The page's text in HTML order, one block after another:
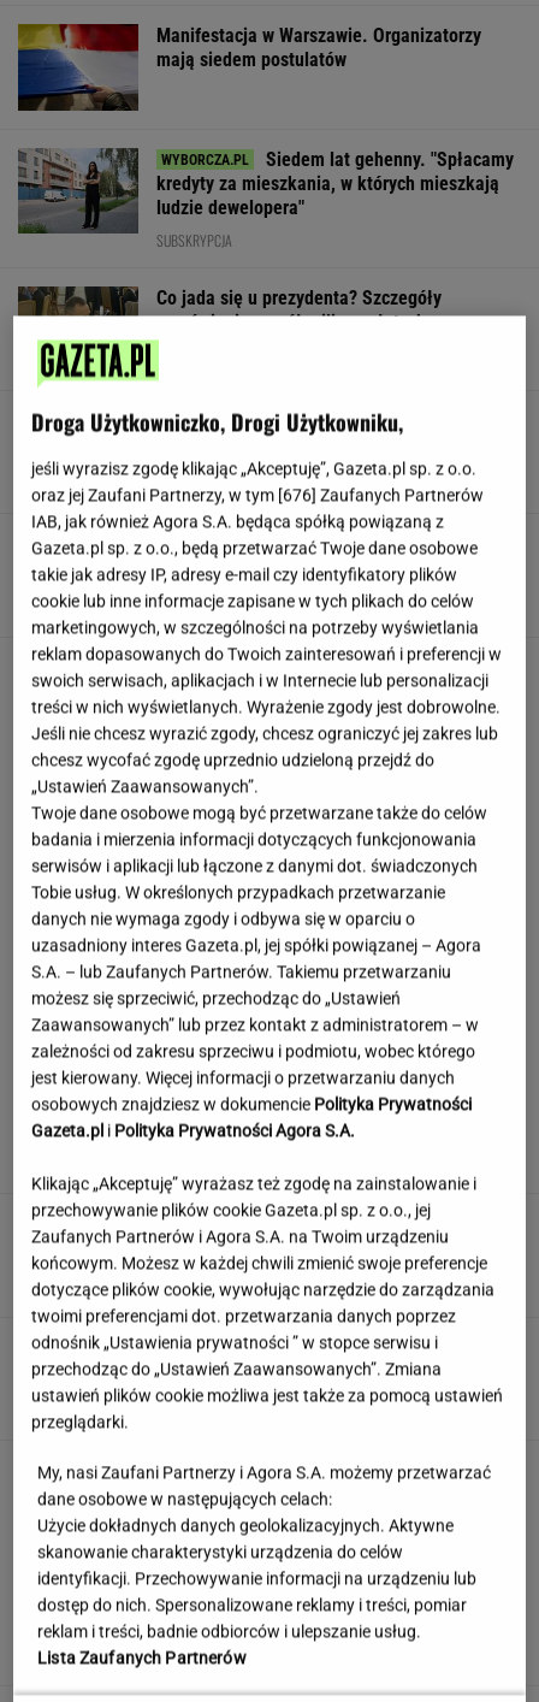
Manifestacja w Warszawie. Organizatorzy
mają siedem postulatów
Siedem lat gehenny. "Spłacamy
kredyty za mieszkania, w których mieszkają
ludzie dewelopera"
SUBSKRYPCJA
Co jada się u prezydenta? Szczegóły
zamówienia za pół miliona złotych
Nowe zdjęcie Johna Goodmana trafiło do
sieci. Aktor schudł 90 kg
"Poznajmy się bliżej". Nawrocka zaprasza
młode Polki
Matki znalazły sposób, aby
dorobić. Dzieci są tu atutem
Te kultowe teksty zapisały się w pamięci
wszystkich Polaków. Znasz je?
"Mam nadzieję, że zrobią trzecią część". Po 20
latach wywołał burzę
Jeden wakacyjny nawyk może mieć
nieprzyjemne konsekwencje. Też tak robisz?
MATERIAŁ PROMOCYJNY
Uruchomili "Tindera dla
medyków". Szybko zgłosili się też adwokaci
SUBSKRYPCJA
Droga Użytkowniczko, Drogi Użytkowniku,
jeśli wyrazisz zgodę klikając „Akceptuję”, Gazeta.pl sp. z o.o.
oraz jej Zaufani Partnerzy, w tym [676] Zaufanych Partnerów
IAB, jak również Agora S.A. będąca spółką powiązaną z
Gazeta.pl sp. z o.o., będą przetwarzać Twoje dane osobowe
takie jak adresy IP, adresy e-mail czy identyfikatory plików
cookie lub inne informacje zapisane w tych plikach do celów
marketingowych, w szczególności na potrzeby wyświetlania
reklam dopasowanych do Twoich zainteresowań i preferencji w
swoich serwisach, aplikacjach i w Internecie lub personalizacji
treści w nich wyświetlanych. Wyrażenie zgody jest dobrowolne.
Jeśli nie chcesz wyrazić zgody, chcesz ograniczyć jej zakres lub
chcesz wycofać zgodę uprzednio udzieloną przejdź do
„Ustawień Zaawansowanych”.
Twoje dane osobowe mogą być przetwarzane także do celów
badania i mierzenia informacji dotyczących funkcjonowania
serwisów i aplikacji lub łączone z danymi dot. świadczonych
Tobie usług. W określonych przypadkach przetwarzanie
danych nie wymaga zgody i odbywa się w oparciu o
uzasadniony interes Gazeta.pl, jej spółki powiązanej – Agora
S.A. – lub Zaufanych Partnerów. Takiemu przetwarzaniu
możesz się sprzeciwić, przechodząc do „Ustawień
Zaawansowanych” lub przez kontakt z administratorem – w
zależności od zakresu sprzeciwu i podmiotu, wobec którego
jest kierowany. Więcej informacji o przetwarzaniu danych
osobowych znajdziesz w dokumencie Polityka Prywatności
Gazeta.pl i Polityka Prywatności Agora S.A.
Klikając „Akceptuję” wyrażasz też zgodę na zainstalowanie i
przechowywanie plików cookie Gazeta.pl sp. z o.o., jej
Zaufanych Partnerów i Agora S.A. na Twoim urządzeniu
końcowym. Możesz w każdej chwili zmienić swoje preferencje
dotyczące plików cookie, wywołując narzędzie do zarządzania
twoimi preferencjami dot. przetwarzania danych poprzez
odnośnik „Ustawienia prywatności ” w stopce serwisu i
przechodząc do „Ustawień Zaawansowanych”. Zmiana
ustawień plików cookie możliwa jest także za pomocą ustawień
przeglądarki.
My, nasi Zaufani Partnerzy i Agora S.A. możemy przetwarzać
dane osobowe w następujących celach:
Użycie dokładnych danych geolokalizacyjnych. Aktywne
skanowanie charakterystyki urządzenia do celów
identyfikacji. Przechowywanie informacji na urządzeniu lub
dostęp do nich. Spersonalizowane reklamy i treści, pomiar
reklam i treści, badnie odbiorców i ulepszanie usług.
Lista Zaufanych Partnerów